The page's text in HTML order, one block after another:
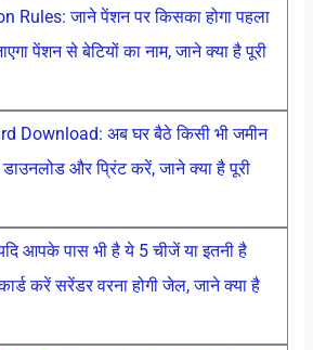
Rules: जाने पेंशन पर किसका होगा पहला
पेंशन से बेटियों का नाम, जाने क्या है पूरी
Download: अब घर बैठे किसी भी जमीन
डाउनलोड और प्रिंट करें, जाने क्या है पूरी
आपके पास भी है ये 5 चीजें या इतनी है
करें सरेंडर वरना होगी जेल, जाने क्या है